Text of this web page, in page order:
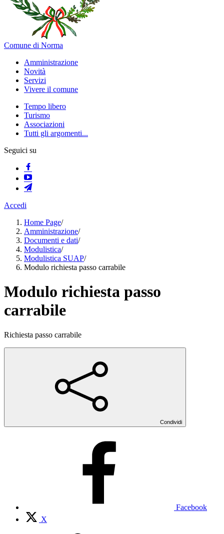
Comune di Norma
Amministrazione
Novità
Servizi
Vivere il comune
Tempo libero
Turismo
Associazioni
Tutti gli argomenti...
Seguici su
Accedi
Home Page/
Amministrazione/
Documenti e dati/
Modulistica/
Modulistica SUAP/
Modulo richiesta passo carrabile
Modulo richiesta passo
carrabile
Richiesta passo carrabile
Condividi
Facebook
X